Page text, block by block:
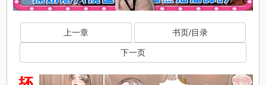
上一章 书页/目录
下一页